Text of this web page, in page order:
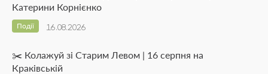
Катерини Корнієнко
16.08.2026
Події
✂️ Колажуй зі Старим Левом | 16 серпня на
Краківській